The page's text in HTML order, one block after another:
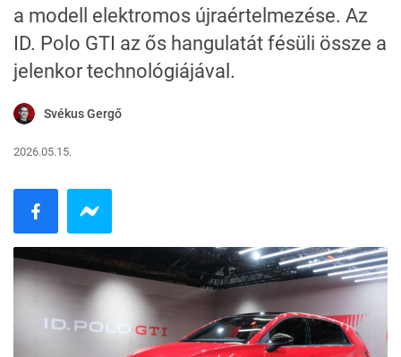
a modell elektromos újraértelmezése. Az
ID. Polo GTI az ős hangulatát fésüli össze a
jelenkor technológiájával.
Svékus Gergő
2026.05.15.